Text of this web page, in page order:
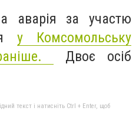
аварія за участю
у Комсомольську
Двоє осіб
текст і натисніть Ctrl + Enter, щоб